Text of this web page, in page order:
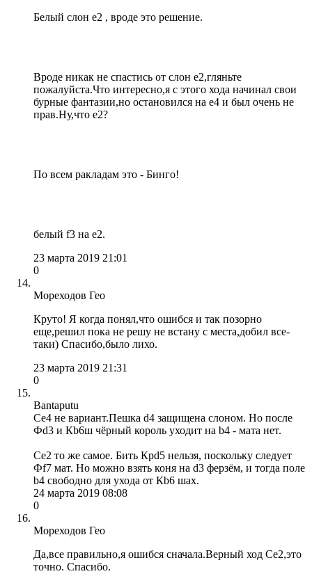
Белый слон е2 , вроде это решение.
Вроде никак не спастись от слон е2,гляньте
пожалуйста.Что интересно,я с этого хода начинал свои
бурные фантазии,но остановился на е4 и был очень не
прав.Ну,что е2?
По всем ракладам это - Бинго!
белый f3 на e2.
23 марта 2019 21:01
0
Мореходов Гео
Круто! Я когда понял,что ошибся и так позорно
еще,решил пока не решу не встану с места,добил все-
таки) Спасибо,было лихо.
23 марта 2019 21:31
0
Bantaputu
Се4 не вариант.Пешка d4 защищена слоном. Но после
Фd3 и Кb6ш чёрный король уходит на b4 - мата нет.
Сe2 то же самое. Бить Крd5 нельзя, поскольку следует
Фf7 мат. Но можно взять коня на d3 ферзём, и тогда поле
b4 свободно для ухода от Кb6 шах.
24 марта 2019 08:08
0
Мореходов Гео
Да,все правильно,я ошибся сначала.Верный ход Ce2,это
точно. Спасибо.